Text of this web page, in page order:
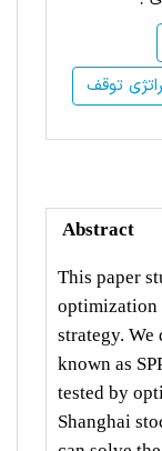
توقف
Abstract
This paper
optimization
strategy. We
known as
tested by
Shanghai